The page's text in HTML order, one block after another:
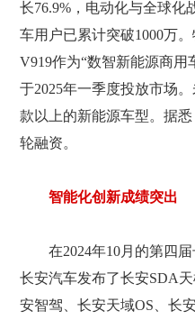
长76.9%，电动化与全球化
车用户已累计突破1000万
V919作为“数智新能源商
于2025年一季度投放市场
款以上的新能源车型。据
轮融资。
智能化创新成绩突出
在2024年10月的第四
长安汽车发布了长安SDA
安智驾、长安天域OS、长